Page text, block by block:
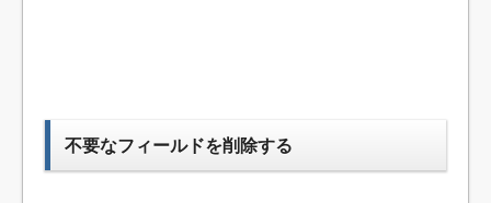
不要なフィールドを削除する